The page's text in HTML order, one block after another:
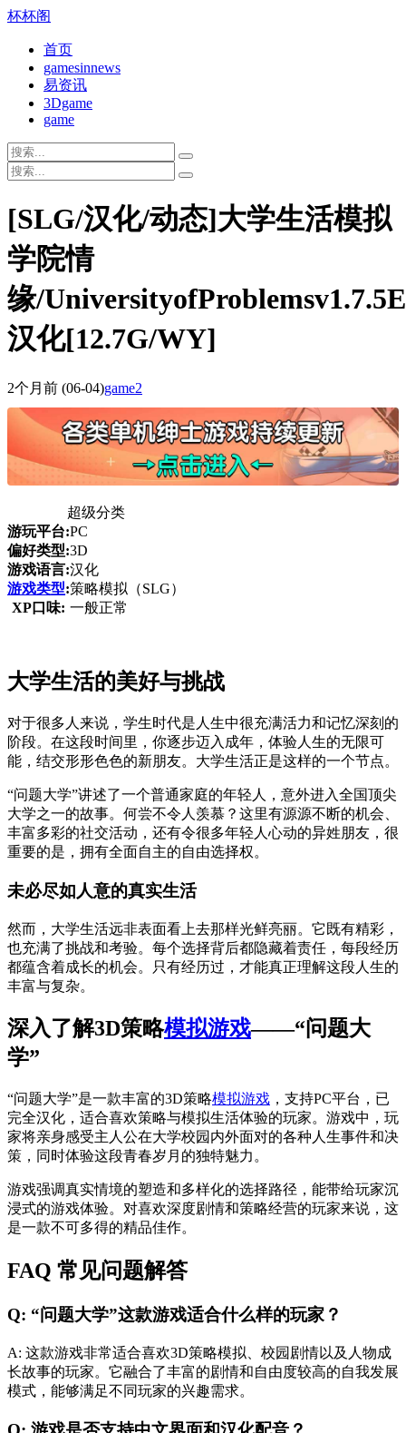
杯杯阁
首页
gamesinnews
易资讯
3Dgame
game
[SLG/汉化/动态]大学生活模拟
学院情
缘/
汉化[12.7G/WY]
2个月前 (06-04)game2
超级分类
游玩平台:PC
偏好类型:3D
游戏语言:汉化
游戏类型:策略模拟（SLG）
XP口味: 一般正常
大学生活的美好与挑战
对于很多人来说，学生时代是人生中很充满活力和记忆深刻的
阶段。在这段时间里，你逐步迈入成年，体验人生的无限可
能，结交形形色色的新朋友。大学生活正是这样的一个节点。
“问题大学”讲述了一个普通家庭的年轻人，意外进入全国顶尖
大学之一的故事。何尝不令人羡慕？这里有源源不断的机会、
丰富多彩的社交活动，还有令很多年轻人心动的异姓朋友，很
重要的是，拥有全面自主的自由选择权。
未必尽如人意的真实生活
然而，大学生活远非表面看上去那样光鲜亮丽。它既有精彩，
也充满了挑战和考验。每个选择背后都隐藏着责任，每段经历
都蕴含着成长的机会。只有经历过，才能真正理解这段人生的
丰富与复杂。
深入了解3D策略模拟游戏——“问题大
学”
“问题大学”是一款丰富的3D策略模拟游戏 ，支持PC平台，已
完全汉化，适合喜欢策略与模拟生活体验的玩家。游戏中，玩
家将亲身感受主人公在大学校园内外面对的各种人生事件和决
策，同时体验这段青春岁月的独特魅力。
游戏强调真实情境的塑造和多样化的选择路径，能带给玩家沉
浸式的游戏体验。对喜欢深度剧情和策略经营的玩家来说，这
是一款不可多得的精品佳作。
FAQ 常见问题解答
Q: “问题大学”这款游戏适合什么样的玩家？
A: 这款游戏非常适合喜欢3D策略模拟、校园剧情以及人物成
长故事的玩家。它融合了丰富的剧情和自由度较高的自我发展
模式，能够满足不同玩家的兴趣需求。